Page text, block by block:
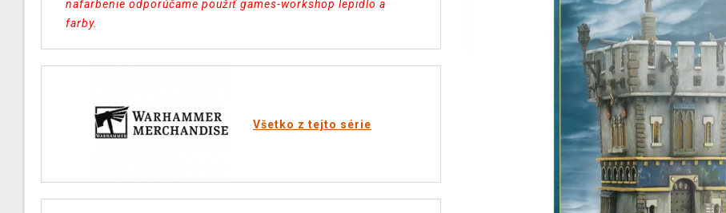
nafarbenie odporúčame použiť games-workshop lepidlo a
farby.
Všetko z tejto série